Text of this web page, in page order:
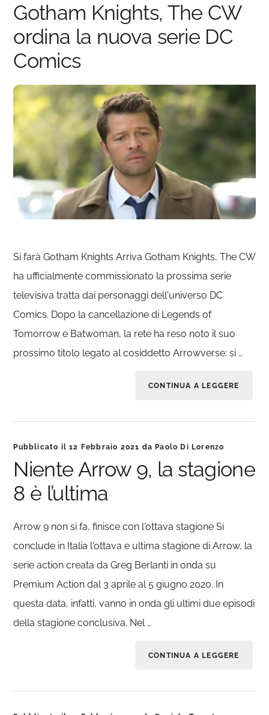
Gotham Knights, The CW
ordina la nuova serie DC
Comics
Si farà Gotham Knights Arriva Gotham Knights, The CW
ha ufficialmente commissionato la prossima serie
televisiva tratta dai personaggi dell'universo DC
Comics. Dopo la cancellazione di Legends of
Tomorrow e Batwoman, la rete ha reso noto il suo
prossimo titolo legato al cosiddetto Arrowverse: si …
CONTINUA A LEGGERE
Pubblicato il12 Febbraio 2021 da Paolo Di Lorenzo
Niente Arrow 9, la stagione
8 è l’ultima
Arrow 9 non si fa, finisce con l'ottava stagione Si
conclude in Italia l'ottava e ultima stagione di Arrow, la
serie action creata da Greg Berlanti in onda su
Premium Action dal 3 aprile al 5 giugno 2020. In
questa data, infatti, vanno in onda gli ultimi due episodi
della stagione conclusiva. Nel …
CONTINUA A LEGGERE